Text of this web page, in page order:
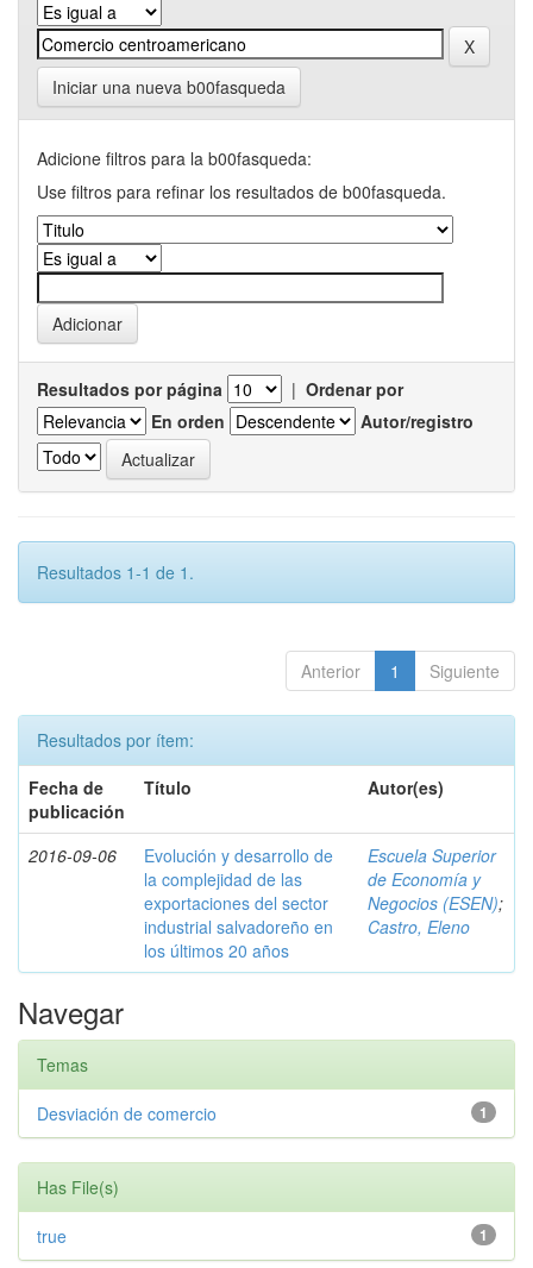
Iniciar una nueva b00fasqueda
Adicione filtros para la b00fasqueda:
Use filtros para refinar los resultados de b00fasqueda.
Resultados por página | Ordenar por
En orden
Autor/registro
Resultados 1-1 de 1.
Anterior 1 Siguiente
Resultados por ítem:
Fecha de
publicación
Título Autor(es)
2016-09-06
Evolución y desarrollo de
la complejidad de las
exportaciones del sector
industrial salvadoreño en
los últimos 20 años
Escuela Superior
de Economía y
Negocios (ESEN);
Castro, Eleno
Navegar
Temas
1
Desviación de comercio
Has File(s)
1
true